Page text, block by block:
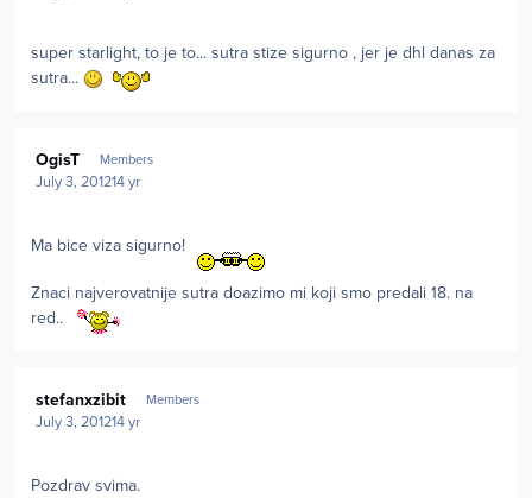
super starlight, to je to... sutra stize sigurno , jer je dhl danas za
sutra...
OgisT Members
July 3, 201214 yr
Ma bice viza sigurno!
Znaci najverovatnije sutra doazimo mi koji smo predali 18. na
red..
stefanxzibit Members
July 3, 201214 yr
Pozdrav svima.